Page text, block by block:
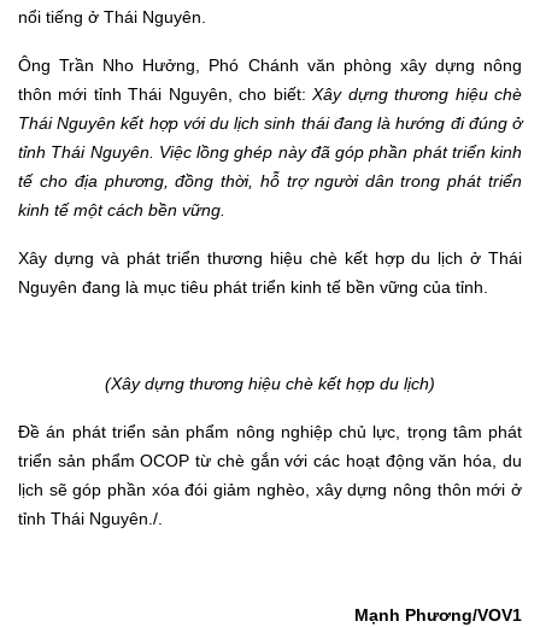
nổi tiếng ở Thái Nguyên.
Ông Trần Nho Hưởng, Phó Chánh văn phòng xây dựng nông
thôn mới tỉnh Thái Nguyên, cho biết:Xây dựng thương hiệu chè
Thái Nguyên kết hợp với du lịch sinh thái đang là hướng đi đúng ở
tỉnh Thái Nguyên. Việclồng ghép này đãgóp phần phát triển kinh
tế cho địa phương, đồng thời, hỗ trợ người dân trong phát triển
kinh tế một cách bền vững.
Xây dựng và phát triển thương hiệu chè kết hợp du lịch ở Thái
Nguyên đang là mục tiêu phát triển kinh tế bền vững của tỉnh.
(Xây dựng thương hiệu chè kết hợp du lịch)
Đề án phát triển sản phẩm nông nghiệp chủ lực, trọng tâm phát
triển sản phẩm OCOP từ chè gắn với các hoạt động văn hóa, du
lịch sẽ góp phần xóa đói giảm nghèo, xây dựng nông thôn mới ở
tỉnh Thái Nguyên./.
Mạnh Phương/VOV1